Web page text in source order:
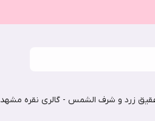
زرد و شرف الشمس - گالری نقره مشهد